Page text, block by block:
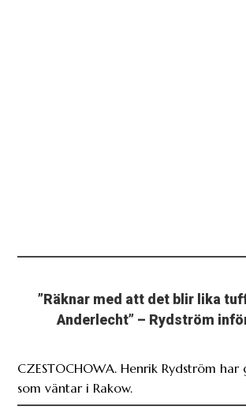
”Räknar med att det blir lika
Anderlecht” – Rydström
CZESTOCHOWA. Henrik Rydström
som väntar i Rakow.